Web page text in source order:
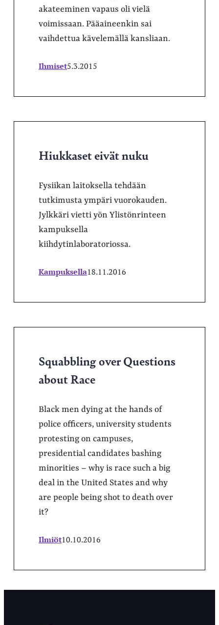
akateeminen vapaus oli vielä
voimissaan. Pääaineenkin sai
vaihdettua kävelemällä kansliaan.
Ihmiset5.3.2015
Hiukkaset eivät nuku
Fysiikan laitoksella tehdään
tutkimusta ympäri vuorokauden.
Jylkkäri vietti yön Ylistönrinteen
kampuksella
kiihdytinlaboratoriossa.
Kampuksella18.11.2016
Squabbling over Questions
about Race
Black men dying at the hands of
police officers, university students
protesting on campuses,
presidential candidates bashing
minorities – why is race such a big
deal in the United States and why
are people being shot to death over
it?
Ilmiöt10.10.2016